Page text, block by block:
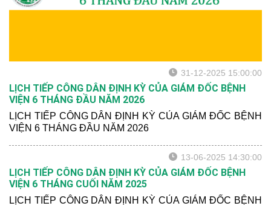
31-12-2025 15:00:00
LỊCH TIẾP CÔNG DÂN ĐỊNH KỲ CỦA GIÁM ĐỐC BỆNH
VIỆN 6 THÁNG ĐẦU NĂM 2026
LỊCH TIẾP CÔNG DÂN ĐỊNH KỲ CỦA GIÁM ĐỐC BỆNH
VIỆN 6 THÁNG ĐẦU NĂM 2026
13-06-2025 14:30:00
LỊCH TIẾP CÔNG DÂN ĐỊNH KỲ CỦA GIÁM ĐỐC BỆNH
VIỆN 6 THÁNG CUỐI NĂM 2025
LỊCH TIẾP CÔNG DÂN ĐỊNH KỲ CỦA GIÁM ĐỐC BỆNH